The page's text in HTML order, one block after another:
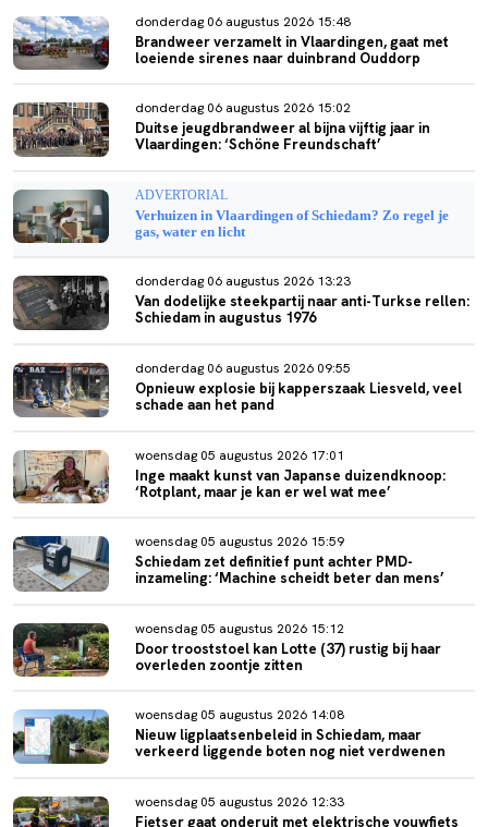
donderdag 06 augustus 2026 15:48
Brandweer verzamelt in Vlaardingen, gaat met
loeiende sirenes naar duinbrand Ouddorp
donderdag 06 augustus 2026 15:02
Duitse jeugdbrandweer al bijna vijftig jaar in
Vlaardingen: ‘Schöne Freundschaft’
ADVERTORIAL
Verhuizen in Vlaardingen of Schiedam? Zo regel je
gas, water en licht
donderdag 06 augustus 2026 13:23
Van dodelijke steekpartij naar anti-Turkse rellen:
Schiedam in augustus 1976
donderdag 06 augustus 2026 09:55
Opnieuw explosie bij kapperszaak Liesveld, veel
schade aan het pand
woensdag 05 augustus 2026 17:01
Inge maakt kunst van Japanse duizendknoop:
‘Rotplant, maar je kan er wel wat mee’
woensdag 05 augustus 2026 15:59
Schiedam zet definitief punt achter PMD-
inzameling: ‘Machine scheidt beter dan mens’
woensdag 05 augustus 2026 15:12
Door trooststoel kan Lotte (37) rustig bij haar
overleden zoontje zitten
woensdag 05 augustus 2026 14:08
Nieuw ligplaatsenbeleid in Schiedam, maar
verkeerd liggende boten nog niet verdwenen
woensdag 05 augustus 2026 12:33
Fietser gaat onderuit met elektrische vouwfiets